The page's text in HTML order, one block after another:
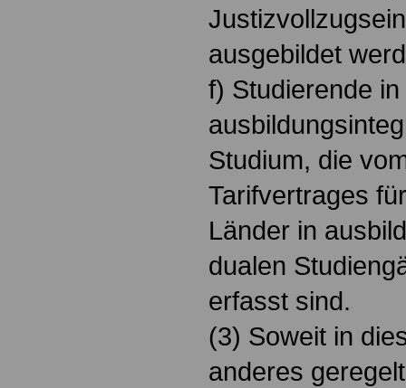
ausgebildet
f) Studierende
Studium, die
Tarifvertrages
Länder in
dualen
erfasst sind.
(3) Soweit in
anderes